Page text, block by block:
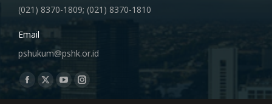
(021) 8370-1809; (021) 8370-1810
Email
pshukum@pshk.or.id
Find us on:
Facebook
X
YouTubeInstagram